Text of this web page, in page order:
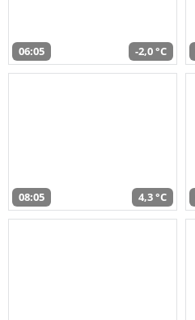
06:05 -2,0 °C
08:05 4,3 °C